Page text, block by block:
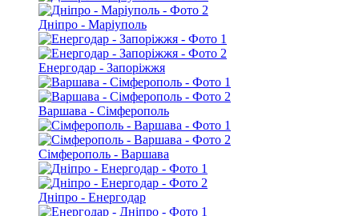
Дніпро - Маріуполь
Енергодар - Запоріжжя
Варшава - Сімферополь
Сімферополь - Варшава
Дніпро - Енергодар